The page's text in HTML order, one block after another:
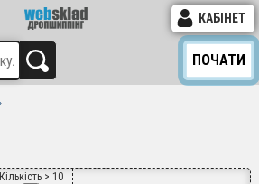
КАБІНЕТ
ПОЧАТИ
Кількість > 10